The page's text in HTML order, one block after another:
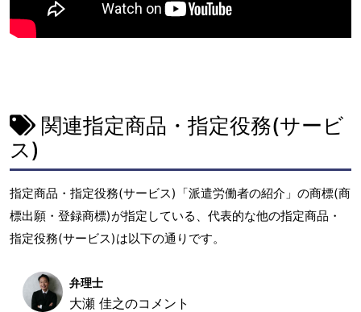
関連指定商品・指定役務(サービ
ス)
指定商品・指定役務(サービス)「派遣労働者の紹介」の商標(商
標出願・登録商標)が指定している、代表的な他の指定商品・
指定役務(サービス)は以下の通りです。
弁理士
大瀬 佳之のコメント